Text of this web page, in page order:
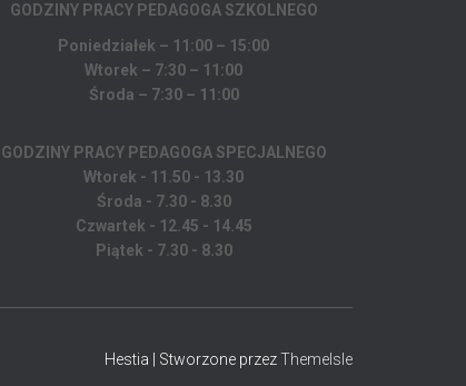
GODZINY PRACY PEDAGOGA SZKOLNEGO
Poniedziałek – 11:00 – 15:00
Wtorek – 7:30 – 11:00
Środa – 7:30 – 11:00
GODZINY PRACY PEDAGOGA SPECJALNEGO
Wtorek - 11.50 - 13.30
Środa - 7.30 - 8.30
Czwartek - 12.45 - 14.45
Piątek - 7.30 - 8.30
Hestia | Stworzone przezThemeIsle